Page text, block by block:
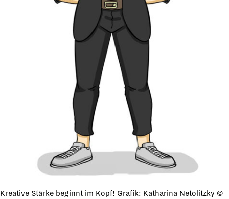
Kreative Stärke beginnt im Kopf! Grafik: Katharina Netolitzky ©